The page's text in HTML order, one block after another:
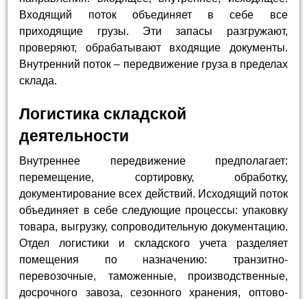
Входящий поток объединяет в себе все
приходящие грузы. Эти запасы разгружают,
проверяют, обрабатывают входящие документы.
Внутренний поток – передвижение груза в пределах
склада.
Логистика складской
деятельности
Внутреннее передвижение предполагает:
перемещение, сортировку, обработку,
документирование всех действий. Исходящий поток
объединяет в себе следующие процессы: упаковку
товара, выгрузку, сопроводительную документацию.
Отдел логистики и складского учета разделяет
помещения по назначению: транзитно-
перевозочные, таможенные, производственные,
досрочного завоза, сезонного хранения, оптово-